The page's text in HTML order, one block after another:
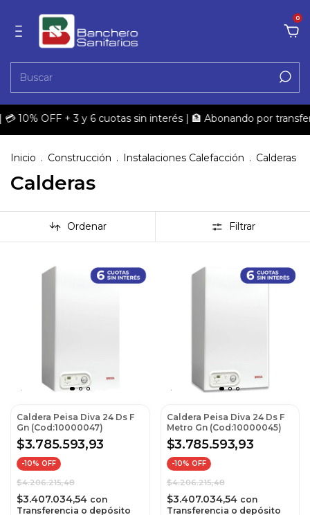
0
10% OFF + 3 y 6 cuotas sin interés | 🏦 Abonando por
Inicio . Construcción . Instalaciones Calefacción . Calderas
Calderas
Ordenar Filtrar
Caldera Peisa Diva 24 Ds F
Gn (Cod:10000047)
$3.785.593,93
-10% OFF
$4.206.215,48
$3.407.034,54 con
Transferencia o depósito
Caldera Peisa Diva 24 Ds F
Metro Gn (Cod:10000045)
$3.785.593,93
-10% OFF
$4.206.215,48
$3.407.034,54 con
Transferencia o depósito